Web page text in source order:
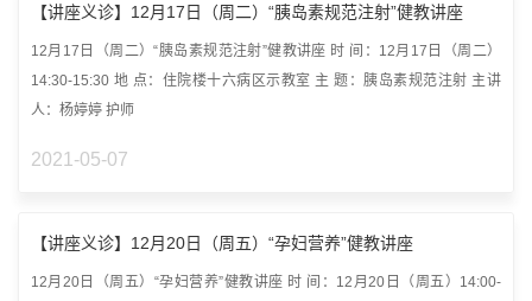
【讲座义诊】12月17日（周二）“胰岛素规范注射”健教讲座
12月17日（周二）“胰岛素规范注射”健教讲座 时 间：12月17日（周二）
14:30-15:30 地 点：住院楼十六病区示教室 主 题：胰岛素规范注射 主讲
人：杨婷婷 护师
2021-05-07
【讲座义诊】12月20日（周五）“孕妇营养”健教讲座
12月20日（周五）“孕妇营养”健教讲座 时 间：12月20日（周五）14:00-